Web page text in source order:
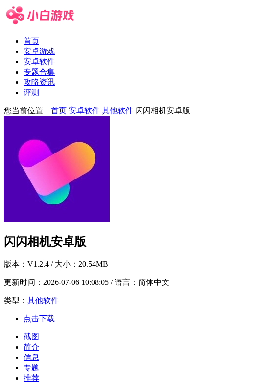
首页
安卓游戏
安卓软件
专题合集
攻略资讯
评测
您当前位置： 首页 安卓软件 其他软件 闪闪相机安卓版
闪闪相机安卓版
版本： V1.2.4 / 大小：20.54MB
更新时间： 2026-07-06 10:08:05 / 语言：简体中文
类型： 其他软件
点击下载
截图
简介
信息
专题
推荐